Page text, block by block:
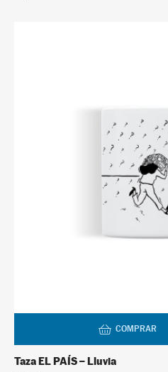
COMPRAR
Taza EL PAÍS – Lluvia